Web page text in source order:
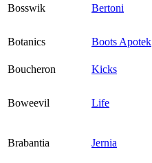
Bosswik Bertoni
Botanics
Boots Apotek
Boucheron
Kicks
Boweevil Life
Brabantia Jernia